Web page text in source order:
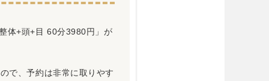
体+頭+目 60分3980円」が
で、予約は非常に取りやす